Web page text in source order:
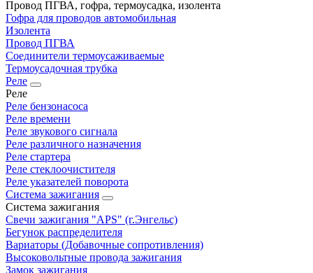
Провод ПГВА, гофра, термоусадка, изолента
Гофра для проводов автомобильная
Изолента
Провод ПГВА
Соединители термоусаживаемые
Термоусадочная трубка
Реле
Реле
Реле бензонасоса
Реле времени
Реле звукового сигнала
Реле различного назначения
Реле стартера
Реле стеклоочистителя
Реле указателей поворота
Система зажигания
Система зажигания
Свечи зажигания "APS" (г.Энгельс)
Бегунок распределителя
Вариаторы (Добавочные сопротивления)
Высоковольтные провода зажигания
Замок зажигания